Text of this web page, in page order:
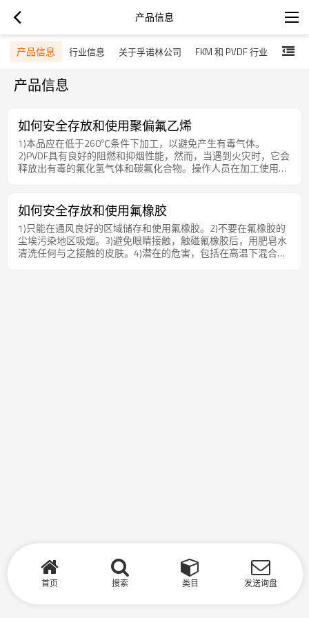
产品信息
产品信息 行业信息 关于孚诺林公司 FKM 和 PVDF 行业
产品信息
如何安全存放和使用聚偏氟乙烯
1)本品应在低于260℃条件下加工，以避免产生有毒气体。
2)PVDF具有良好的阻燃和抑烟性能，然而，当遇到火灾时，它会
释放出有毒的氟化氢气体和碳氟化合物。操作人员在加工使用过
如何安全存放和使用氟橡胶
1)只能在通风良好的区域储存和使用氟橡胶。2)不要在氟橡胶的
尘埃污染地区吸烟。3)避免眼睛接触，触碰氟橡胶后，用肥皂水
清洗任何与之接触的皮肤。4)潜在的危害，包括在高温下混合或
首页 搜索 类目 发送询盘